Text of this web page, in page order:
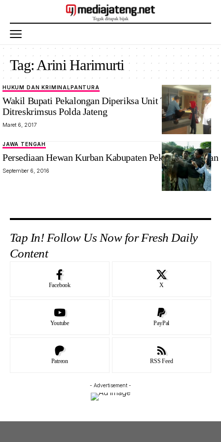
Tag: Arini Harimurti
HUKUM DAN KRIMINALPANTURA
Wakil Bupati Pekalongan Diperiksa Unit Tipikor
Ditreskrimsus Polda Jateng
Maret 6, 2017
JAWA TENGAH
Persediaan Hewan Kurban Kabupaten Pekalongan Aman
September 6, 2016
Tap In! Follow Us Now for Fresh Daily
Content
Facebook X
Youtube PayPal
Patreon RSS Feed
- Advertisement -